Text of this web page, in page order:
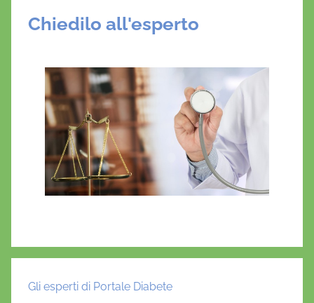
Chiedilo all'esperto
Gli esperti di Portale Diabete